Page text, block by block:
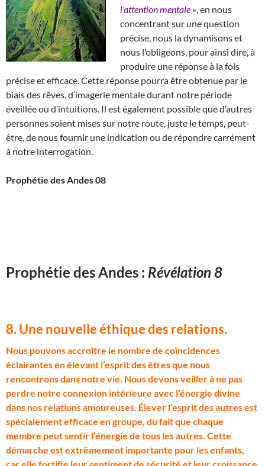
l’attention mentale » , en nous
concentrant sur une question
précise, nous la dynamisons et
nous l’obligeons, pour ainsi dire, à
produire une réponse à la fois
précise et efficace. Cette réponse pourra être obtenue par le
biais des rêves, d’imagerie mentale durant notre période
éveillée ou d’intuitions. Il est également possible que d’autres
personnes soient mises sur notre route, juste le temps, peut-
être, de nous fournir une indication ou de répondre carrément
à notre interrogation.
Prophétie des Andes 08
Prophétie des Andes : Révélation 8
8. Une nouvelle éthique des relations.
Nous pouvons accroître le nombre de coïncidences
éclairantes en élevant l’esprit des êtres que nous
rencontrons dans notre vie. Nous devons veiller à ne pas
perdre notre connexion intérieure avec l’énergie divine
dans nos relations amoureuses. Élever l’esprit des autres est
spécialement efficace en groupe, du fait que chaque
membre peut sentir l’énergie de tous les autres. Cette
démarche est extrêmement importante pour les enfants,
car elle fortifie leur sentiment de sécurité et leur croissance